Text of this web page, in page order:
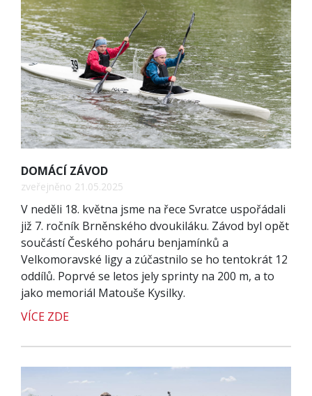
DOMÁCÍ ZÁVOD
zveřejněno 21.05.2025
V neděli 18. května jsme na řece Svratce uspořádali
již 7. ročník Brněnského dvoukiláku. Závod byl opět
součástí Českého poháru benjamínků a
Velkomoravské ligy a zúčastnilo se ho tentokrát 12
oddílů. Poprvé se letos jely sprinty na 200 m, a to
jako memoriál Matouše Kysilky.
VÍCE ZDE